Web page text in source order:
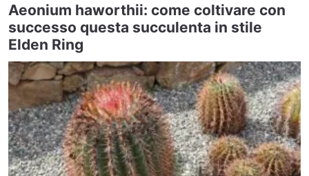
Aeonium haworthii: come coltivare con
successo questa succulenta in stile
Elden Ring